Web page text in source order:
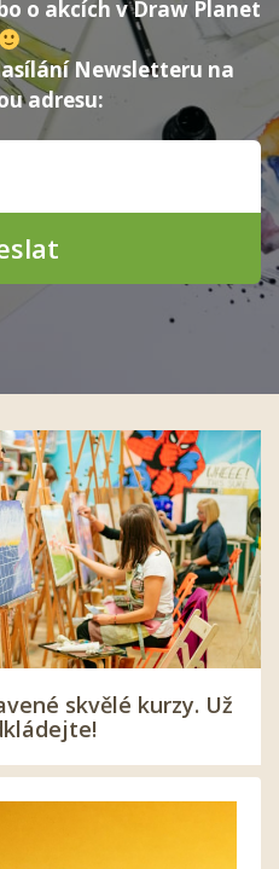
o akcích v Draw Planet
Newsletteru na
adresu:
skvělé kurzy. Už